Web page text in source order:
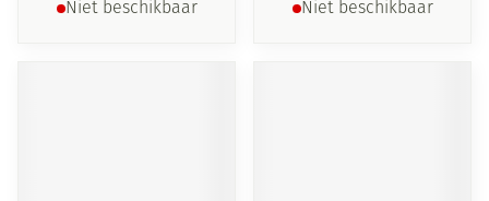
Niet beschikbaar Niet beschikbaar